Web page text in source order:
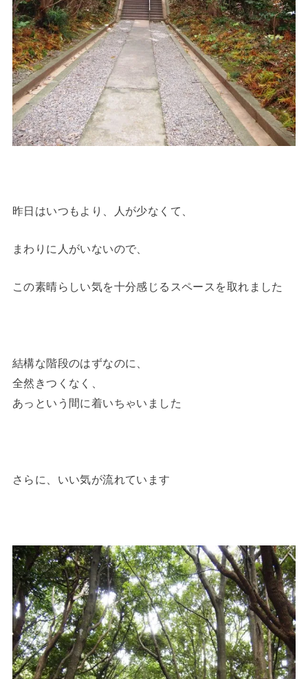
昨日はいつもより、人が少なくて、
まわりに人がいないので、
この素晴らしい気を十分感じるスペースを取れました
結構な階段のはずなのに、
全然きつくなく、
あっという間に着いちゃいました
さらに、いい気が流れています